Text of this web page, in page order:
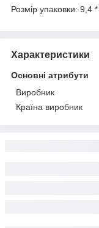
Розмір упаковки:
Характеристики
Основні атрибути
Виробник
Країна виробник